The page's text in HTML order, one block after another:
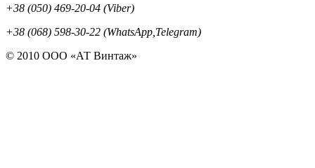
+38 (050) 469-20-04 (Viber)
+38 (068) 598-30-22 (WhatsApp,Telegram)
© 2010 ООО «АТ Винтаж»